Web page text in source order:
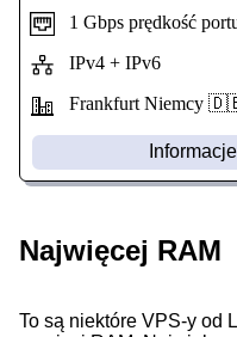
1 Gbps prędkość
IPv4 + IPv6
Frankfurt Niemcy
Informacje
Najwięcej RAM
To są niektóre VPS-y od